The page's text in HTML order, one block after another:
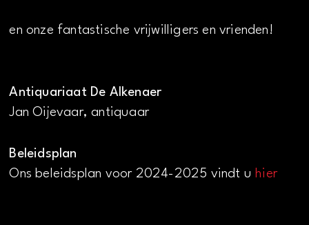
en onze fantastische vrijwilligers en vrienden!
Antiquariaat De Alkenaer
Jan Oijevaar, antiquaar
Beleidsplan
Ons beleidsplan voor 2024-2025 vindt uhier